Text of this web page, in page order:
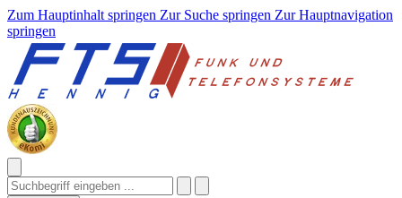
Zum Hauptinhalt springen Zur Suche springen Zur Hauptnavigation
springen